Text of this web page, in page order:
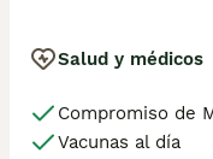
Salud y médicos
Compromiso de
Vacunas al día